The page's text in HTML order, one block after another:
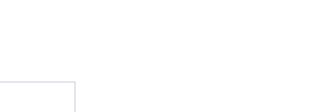
in das Feld klicken, um die aktuelle Zeit auszuwählen.